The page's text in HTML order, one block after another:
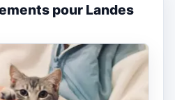
pour Landes